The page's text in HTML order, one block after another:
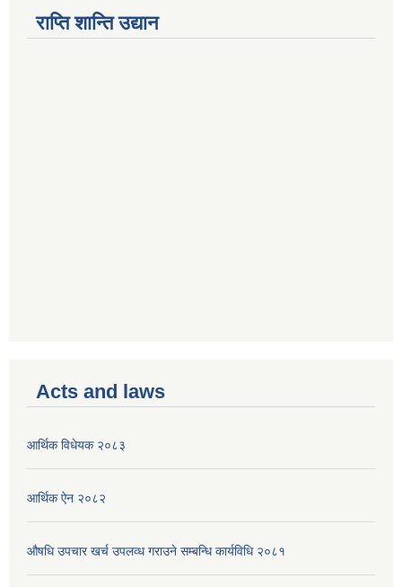
राप्ति शान्ति उद्यान
Acts and laws
आर्थिक विधेयक २०८३
आर्थिक ऐन २०८२
औषधि उपचार खर्च उपलव्ध गराउने सम्बन्धि कार्यविधि २०८१